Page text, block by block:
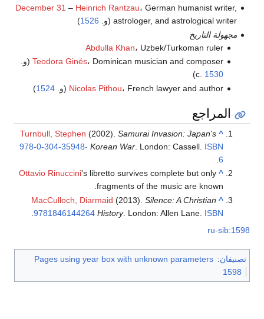
December 31 – Heinrich Rantzau، German humanist writer,
astrologer, and astrological writer (و.
1526
)
مجهولة التاريخ
Abdulla Khan، Uzbek/Turkoman ruler
Teodora Ginés، Dominican musician and composer (و.
c. 1530
)
Nicolas Pithou، French lawyer and author (و. 1524
)
المراجع
^
Turnbull, Stephen (2002).Samurai Invasion: Japan's
Korean War . London: Cassell. ISBN
978-0-304-35948-
6
.
^
Ottavio Rinuccini's libretto survives complete but only
fragments of the music are known.
^
MacCulloch, Diarmaid (2013).Silence: A Christian
History. London: Allen Lane. ISBN
9781846144264
.
ru-sib:1598
تصنيفان:
Pages using year box with unknown parameters
1598